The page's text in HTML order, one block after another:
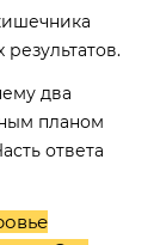
два
планом
ответа